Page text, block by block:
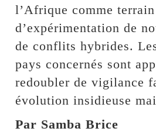
l’Afrique comme terrain
d’expérimentation de
de conflits hybrides.
pays concernés sont
redoubler de vigilance
évolution insidieuse
Par Samba Brice